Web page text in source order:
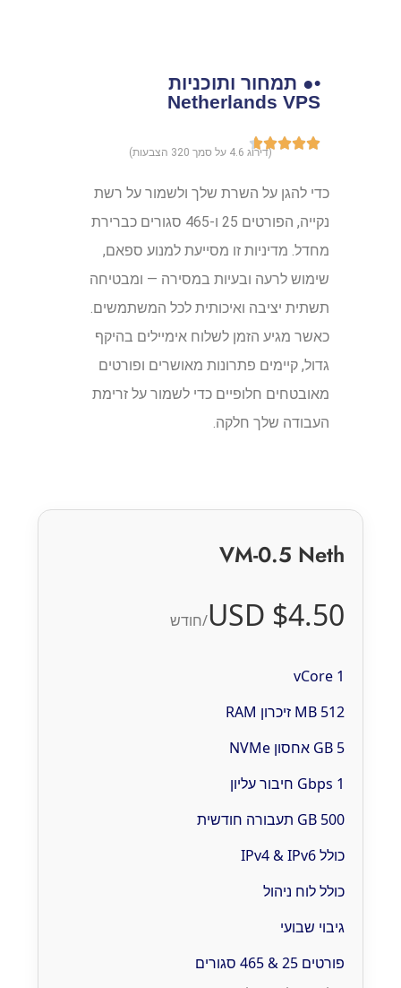
•● תמחור ותוכניות
Netherlands VPS
(דירוג 4.6 על סמך 320 הצבעות)
כדי להגן על השרת שלך ולשמור על רשת
נקייה, הפורטים 25 ו-465 סגורים כברירת
מחדל. מדיניות זו מסייעת למנוע ספאם,
שימוש לרעה ובעיות במסירה — ומבטיחה
תשתית יציבה ואיכותית לכל המשתמשים.
כאשר מגיע הזמן לשלוח אימיילים בהיקף
גדול, קיימים פתרונות מאושרים ופורטים
מאובטחים חלופיים כדי לשמור על זרימת
העבודה שלך חלקה.
VM-0.5 Neth
$4.50 USD /חודש
1 vCore
512 MB זיכרון RAM
5 GB אחסון NVMe
1 Gbps חיבור עליון
500 GB תעבורה חודשית
כולל IPv4 & IPv6
כולל לוח ניהול
גיבוי שבועי
פורטים 25 & 465 סגורים